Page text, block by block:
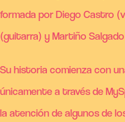
formada por Diego Castro
(guitarra) y Martiño
Su historia comienza con
únicamente a través de
la atención de algunos de